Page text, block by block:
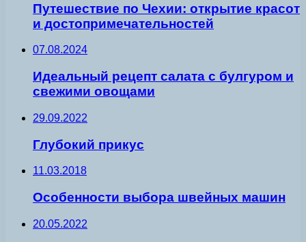
Путешествие по Чехии: открытие красот
и достопримечательностей
07.08.2024
Идеальный рецепт салата с булгуром и
свежими овощами
29.09.2022
Глубокий прикус
11.03.2018
Особенности выбора швейных машин
20.05.2022